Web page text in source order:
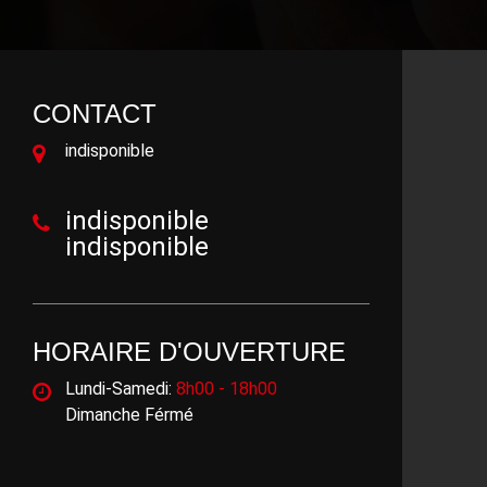
CONTACT
indisponible
indisponible
indisponible
HORAIRE D'OUVERTURE
Lundi-Samedi: 8h00 - 18h00
Dimanche Férmé